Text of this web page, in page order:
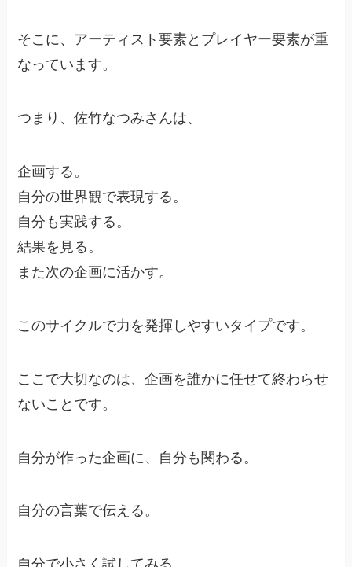
そこに、アーティスト要素とプレイヤー要素が重
なっています。
つまり、佐竹なつみさんは、
企画する。
自分の世界観で表現する。
自分も実践する。
結果を見る。
また次の企画に活かす。
このサイクルで力を発揮しやすいタイプです。
ここで大切なのは、企画を誰かに任せて終わらせ
ないことです。
自分が作った企画に、自分も関わる。
自分の言葉で伝える。